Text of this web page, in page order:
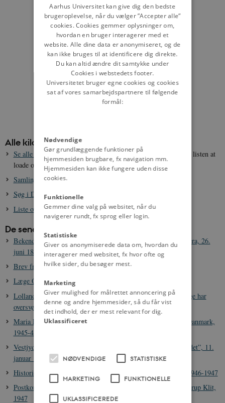
Alle kilder
Se alle kilder i alfabetisk rækkefølge- det kan tage lidt tid for listen at
loade og kræver en god internetforbindelse
Samling af historiske lydklip
Søg i Danske Kancellis Supplikprotokoller 1705-1795
Liste over datasæt fra danmarkshistorien.dk
De seneste 20 kilder
Bekendtgørelse fra Sundhedscollegiet om forebyggelse af kolera, 26.
juni 1853
Brev fra Carl Berling til grevinde Danner, 26. juni 1863
Læge Ole Bangs sang om kolera, 14. oktober 1831
Lolland-Falsters Folketidende: ”I Tusindvis af tyske Flygtninge har
oversvømmet Lolland-Falster”, 7. maj 1945
Maria Pohlmann: Erindringer om tiden som tysk flygtning i Danmark,
1945-47
Vestjyden – Esbjerg: ”Stadig 2000 flygtninge tilbage her i landet”, 11.
januar 1950
Historien om familien Priebe, flygtninge i Skallerup Klit fra 1946-1947
Postkort fra Bruno Priebe til familien i flygtningelejren Skallerup Klit,
1947
DANISH
Aarhus Universitet kan give dig den bedste
brugeroplevelse, når du vælger ”Accepter alle”
cookies. Cookies gemmer oplysninger om,
hvordan en bruger interagerer med et
website. Alle dine data er anonymiseret, og de
kan ikke bruges til at identificere dig direkte.
Du kan altid ændre dit samtykke under
Cookies i webstedets footer.
Universitetet bruger egne cookies og cookies
sat af vores samarbejdspartnere til følgende
formål:
Nødvendige
Gør grundlæggende funktioner på
hjemmesiden brugbare, fx navigation mm.
Hjemmesiden kan ikke fungere uden disse
cookies.
Funktionelle
Gemmer dine valg på websitet, når du
navigerer rundt, fx sprog eller login.
Statistiske
Giver os anonymiserede data om, hvordan du
interagerer med websitet, fx hvor ofte og
hvilke sider, du besøger mest.
Marketing
Giver mulighed for målrettet annoncering på
denne og andre hjemmesider, så du får vist
det indhold, der er mest relevant for dig.
Uklassificeret
NØDVENDIGE STATISTISKE
MARKETING FUNKTIONELLE
UKLASSIFICEREDE